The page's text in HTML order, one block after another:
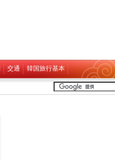
交通 韓国旅行基本